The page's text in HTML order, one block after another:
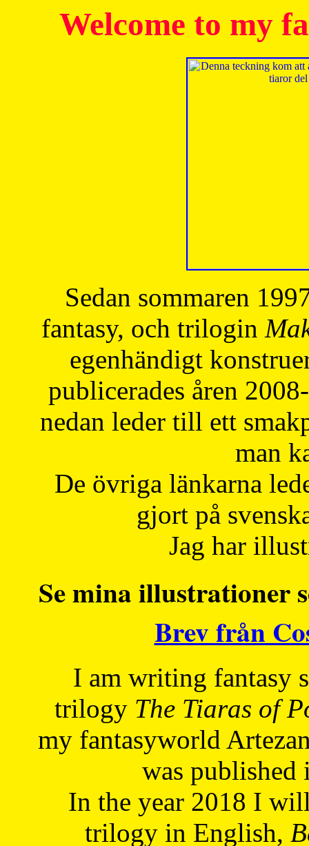
Welcome to my
Sedan sommaren
fantasy, och trilogin
egenhändigt
publicerades åren
nedan leder till ett
man
De övriga länkarna
gjort på
Jag har
Se mina illustrationer
Brev från
I am writing fantasy
trilogy The Tiaras of
my fantasyworld
was published
In the year 2018 I
trilogy in English,